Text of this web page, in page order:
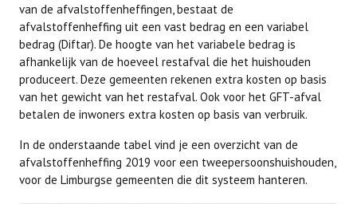
van de afvalstoffenheffingen, bestaat de
afvalstoffenheffing uit een vast bedrag en een variabel
bedrag (Diftar). De hoogte van het variabele bedrag is
afhankelijk van de hoeveel restafval die het huishouden
produceert. Deze gemeenten rekenen extra kosten op basis
van het gewicht van het restafval. Ook voor het GFT-afval
betalen de inwoners extra kosten op basis van verbruik.
In de onderstaande tabel vind je een overzicht van de
afvalstoffenheffing 2019 voor een tweepersoonshuishouden,
voor de Limburgse gemeenten die dit systeem hanteren.